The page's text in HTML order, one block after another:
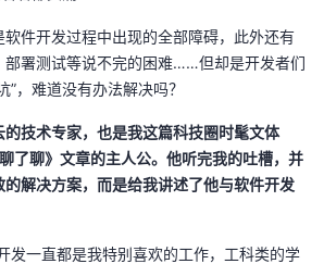
件开发过程中出现的全部障碍，此外还有
部署测试等说不完的困难……但却是开发者们
”，难道没有办法解决吗？
技术专家，也是我这篇科技圈时髦文体
了聊》文章的主人公。他听完我的吐槽，并
解决方案，而是给我讲述了他与软件开发
发一直都是我特别喜欢的工作，工科类的学